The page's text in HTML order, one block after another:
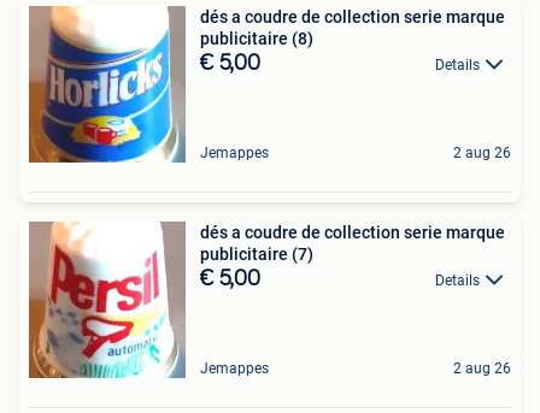
dés a coudre de collection serie marque
publicitaire (8)
€ 5,00 Details
Jemappes 2 aug 26
dés a coudre de collection serie marque
publicitaire (7)
€ 5,00 Details
Jemappes 2 aug 26